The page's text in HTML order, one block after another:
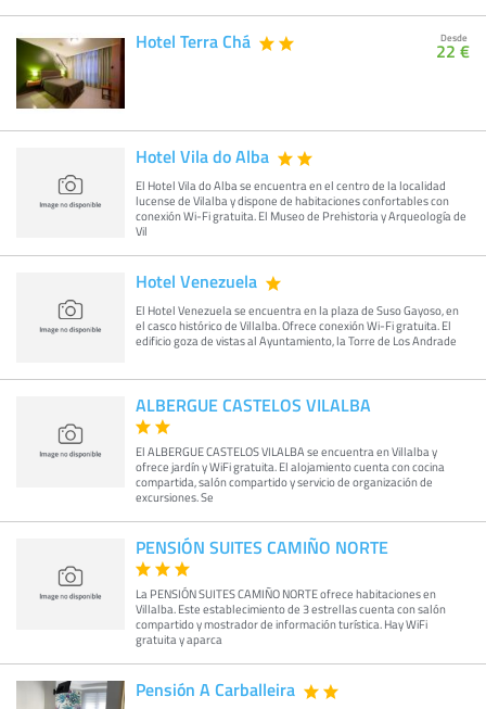
Hotel Terra Chá Desde
22 €
Hotel Vila do Alba
El Hotel Vila do Alba se encuentra en el centro de la localidad
lucense de Vilalba y dispone de habitaciones confortables con
conexión Wi-Fi gratuita. El Museo de Prehistoria y Arqueología de
Vil
Hotel Venezuela
El Hotel Venezuela se encuentra en la plaza de Suso Gayoso, en
el casco histórico de Villalba. Ofrece conexión Wi-Fi gratuita. El
edificio goza de vistas al Ayuntamiento, la Torre de Los Andrade
ALBERGUE CASTELOS VILALBA
El ALBERGUE CASTELOS VILALBA se encuentra en Villalba y
ofrece jardín y WiFi gratuita. El alojamiento cuenta con cocina
compartida, salón compartido y servicio de organización de
excursiones. Se
PENSIÓN SUITES CAMIÑO NORTE
La PENSIÓN SUITES CAMIÑO NORTE ofrece habitaciones en
Villalba. Este establecimiento de 3 estrellas cuenta con salón
compartido y mostrador de información turística. Hay WiFi
gratuita y aparca
Pensión A Carballeira